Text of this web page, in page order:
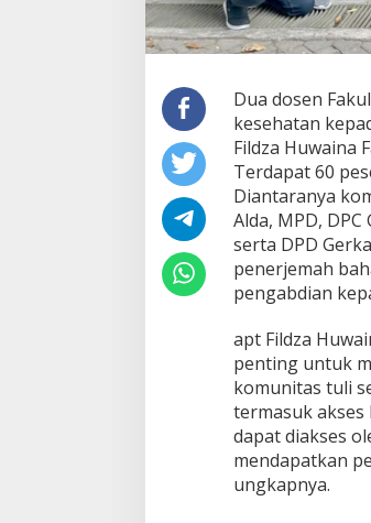
Dua dosen
kesehatan
Fildza Huwaina
Terdapat 60
Diantaranya
Alda, MPD,
serta DPD
penerjemah
pengabdian
apt Fildza
penting untuk
komunitas tuli
termasuk akses
dapat diakses
mendapatkan
ungkapnya.